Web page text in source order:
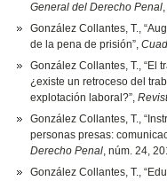
General del Derecho Penal
González Collantes, T.,
de la pena de prisión”,
González Collantes, T., “El
¿existe un retroceso del
explotación laboral?”,
González Collantes, T.,
personas presas:
Derecho Penal, núm. 24,
González Collantes, T.,